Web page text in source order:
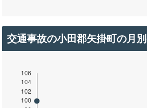
交通事故の小田郡矢掛町の月